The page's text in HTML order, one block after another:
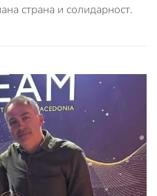
страна и солидарност.